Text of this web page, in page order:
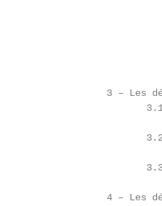
3 – Les
3.1 –
3.3
4 – Les